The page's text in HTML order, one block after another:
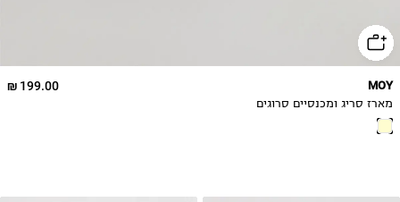
199.00 ₪ MOY
מארז סריג ומכנסיים סרוגים